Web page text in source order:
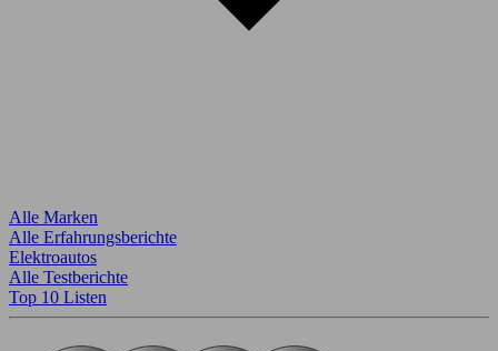
Alle Marken
Alle Erfahrungsberichte
Elektroautos
Alle Testberichte
Top 10 Listen